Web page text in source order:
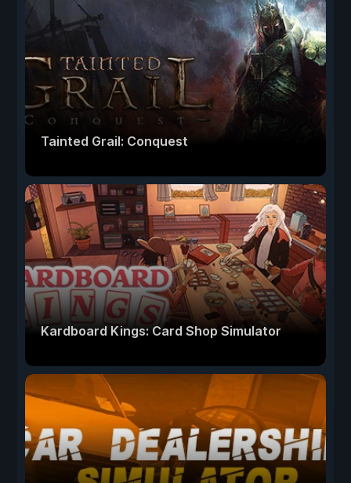
Tainted Grail: Conquest
Kardboard Kings: Card Shop Simulator